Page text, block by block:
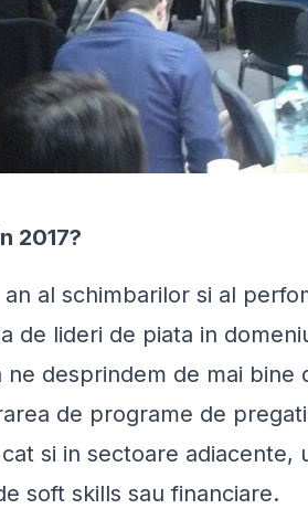
2017?
an al schimbarilor si al
de lideri de piata in
desprindem de mai bine
de programe de
si in sectoare adiacente,
soft skills sau financiare.